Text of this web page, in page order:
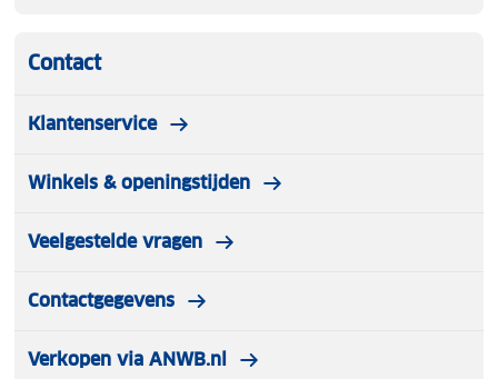
Contact
Klantenservice
Winkels & openingstijden
Veelgestelde vragen
Contactgegevens
Verkopen via ANWB.nl